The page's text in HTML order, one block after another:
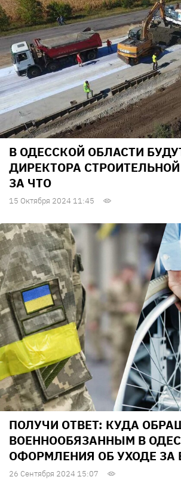
В ОДЕССКОЙ ОБЛАСТИ
ДИРЕКТОРА
ЗА ЧТО
15 Октября 2024 11:45
ПОЛУЧИ ОТВЕТ: КУДА
ВОЕННООБЯЗАННЫМ В
ОФОРМЛЕНИЯ ОБ УХОДЕ
26 Сентября 2024 15:07